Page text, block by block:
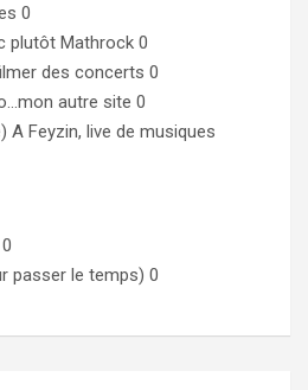
0
plutôt Mathrock 0
des concerts 0
autre site 0
A Feyzin, live de musiques
0
passer le temps) 0